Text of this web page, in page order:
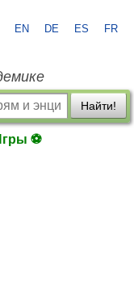
EN DE ES FR
Найти!
⚽